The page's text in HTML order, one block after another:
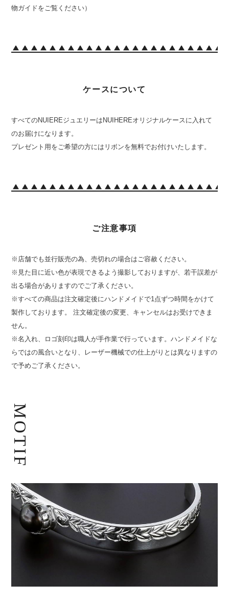
物ガイドをご覧ください）
ケースについて
すべてのNUIEREジュエリーはNUIHEREオリジナルケースに入れて
のお届けになります。
プレゼント用をご希望の方にはリボンを無料でお付けいたします。
ご注意事項
※店舗でも並行販売の為、売切れの場合はご容赦ください。
※見た目に近い色が表現できるよう撮影しておりますが、若干誤差が
出る場合がありますのでご了承ください。
※すべての商品は注文確定後にハンドメイドで1点ずつ時間をかけて
製作しております。 注文確定後の変更、キャンセルはお受けできま
せん。
※名入れ、ロゴ刻印は職人が手作業で行っています。ハンドメイドな
らではの風合いとなり、レーザー機械での仕上がりとは異なりますの
で予めご了承ください。
MOTIF